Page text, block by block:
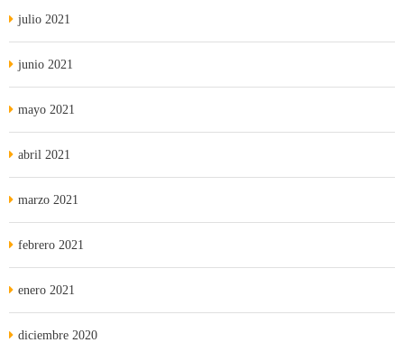
julio 2021
junio 2021
mayo 2021
abril 2021
marzo 2021
febrero 2021
enero 2021
diciembre 2020